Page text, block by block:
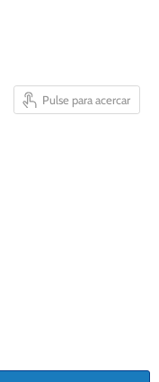
Pulse para acercar